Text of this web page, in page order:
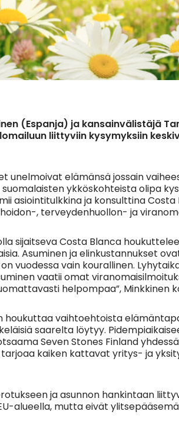
(Espanja) ja kansainvälistäjä
liittyviin kysymyksiin
unelmoivat elämänsä jossain
suomalaisten ykköskohteista olipa
asiointitulkkina ja konsulttina Costa
, terveydenhuollon- ja
sijaitseva Costa Blanca
Asuminen ja elinkustannukset
vuodessa vain kourallinen.
vaatii omat
helpompaa”, Minkkinen
houkuttaa vaihtoehtoista
saarelta löytyy.
Seven Stones Finland
tarjoaa kaiken kattavat yritys- ja
ja asunnon hankintaan
alueella, mutta eivät